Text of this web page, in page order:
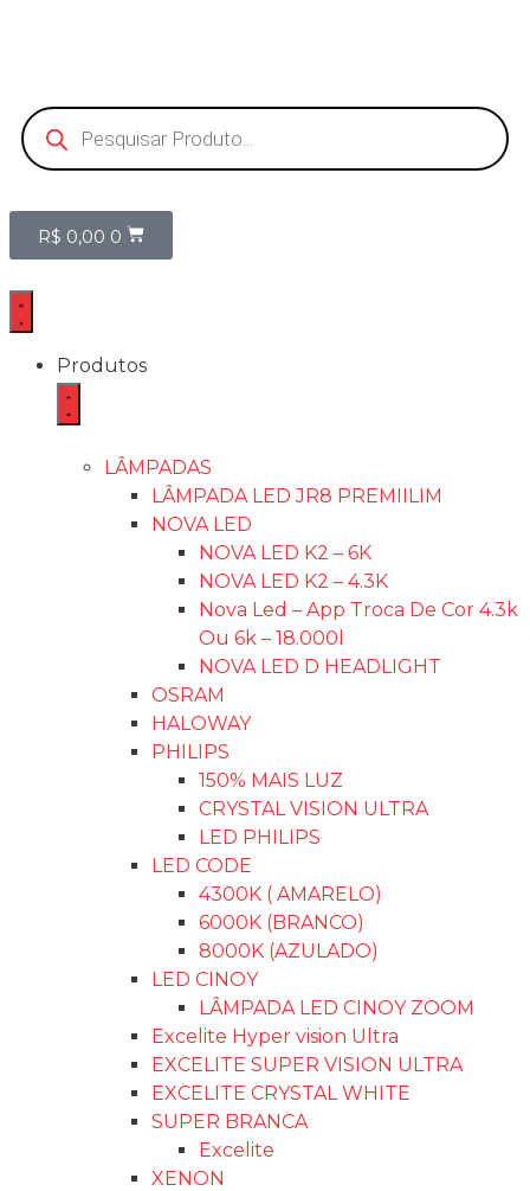
R$ 0,00 0
Produtos
LÂMPADAS
LÂMPADA LED JR8 PREMIILIM
NOVA LED
NOVA LED K2 – 6K
NOVA LED K2 – 4.3K
Nova Led – App Troca De Cor 4.3k
Ou 6k – 18.000l
NOVA LED D HEADLIGHT
OSRAM
HALOWAY
PHILIPS
150% MAIS LUZ
CRYSTAL VISION ULTRA
LED PHILIPS
LED CODE
4300K ( AMARELO)
6000K (BRANCO)
8000K (AZULADO)
LED CINOY
LÂMPADA LED CINOY ZOOM
Excelite Hyper vision Ultra
EXCELITE SUPER VISION ULTRA
EXCELITE CRYSTAL WHITE
SUPER BRANCA
Excelite
XENON